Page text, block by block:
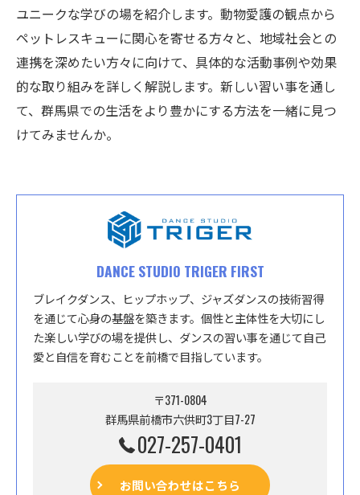
ユニークな学びの場を紹介します。動物愛護の観点から
ペットレスキューに関心を寄せる方々と、地域社会との
連携を深めたい方々に向けて、具体的な活動事例や効果
的な取り組みを詳しく解説します。新しい習い事を通し
て、群馬県での生活をより豊かにする方法を一緒に見つ
けてみませんか。
DANCE STUDIO TRIGER FIRST
ブレイクダンス、ヒップホップ、ジャズダンスの技術習得
を通じて心身の基盤を築きます。個性と主体性を大切にし
た楽しい学びの場を提供し、ダンスの習い事を通じて自己
愛と自信を育むことを前橋で目指しています。
〒371-0804
群馬県前橋市六供町3丁目7-27
027-257-0401
お問い合わせはこちら